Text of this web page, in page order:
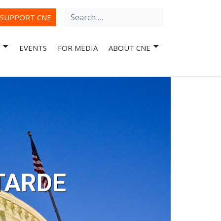
SUPPORT CNE
Search
EVENTS FOR MEDIA ABOUT CNE